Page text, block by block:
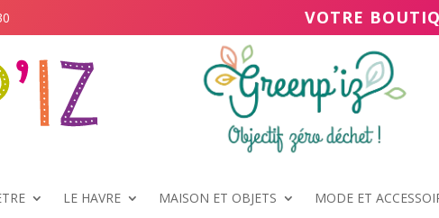
VOTRE
LE HAVRE MAISON ET OBJETS MODE ET